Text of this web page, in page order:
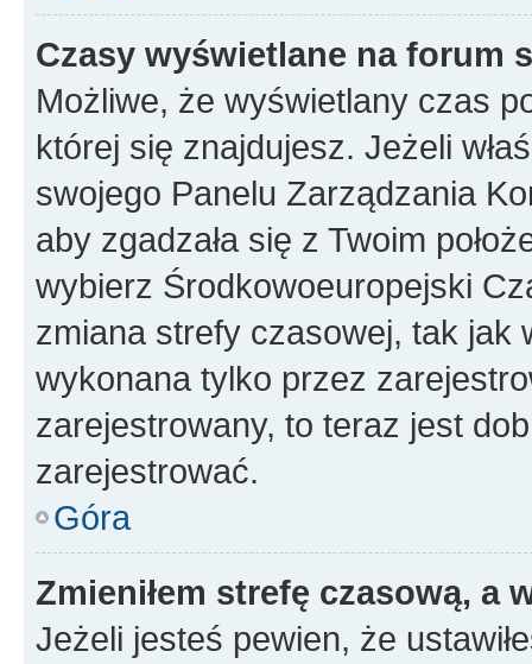
Czasy wyświetlane na forum
Możliwe, że wyświetlany czas
której się znajdujesz. Jeżeli
swojego Panelu Zarządzania
aby zgadzała się z Twoim
wybierz Środkowoeuropejski
zmiana strefy czasowej, tak jak
wykonana tylko przez
zarejestrowany, to teraz jest
zarejestrować.
Góra
Zmieniłem strefę czasową, a
Jeżeli jesteś pewien, że